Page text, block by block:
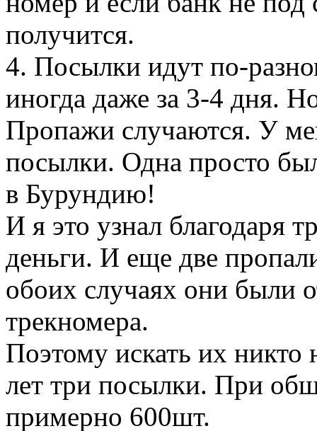
получится.
4. Посылки идут по-
иногда даже за 3-4 дня.
Пропажи случаются. У
посылки. Одна просто
в Бурундию!
И я это узнал благодаря
деньги. И еще две
обоих случаях они были
трекномера.
Поэтому искать их никто
лет три посылки. При
примерно 600шт.